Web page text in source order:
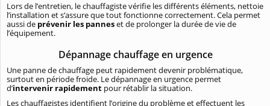
Lors de l’entretien, le chauffagiste vérifie les différents éléments, nettoie
l’installation et s’assure que tout fonctionne correctement. Cela permet
aussi de prévenir les panneset de prolonger la durée de vie de
l’équipement.
Dépannage chauffage en urgence
Une panne de chauffage peut rapidement devenir problématique,
surtout en période froide. Le dépannage en urgence permet
d’intervenir rapidement pour rétablir la situation.
Les chauffagistes identifient l’origine du problème et effectuent les